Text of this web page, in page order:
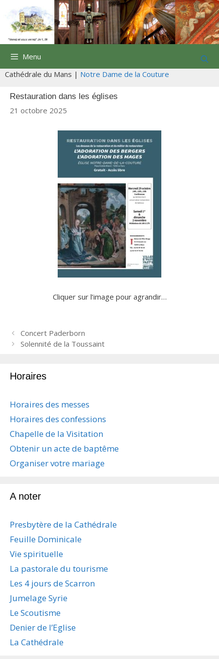
contenu
Menu
Cathédrale du Mans | Notre Dame de la Couture
Restauration dans les églises
21 octobre 2025
Cliquer sur l’image pour agrandir…
N
a
g
i
o
n
e
s
t
l
e
s
Concert Paderborn
Solennité de la Toussaint
Horaires
Horaires des messes
Horaires des confessions
Chapelle de la Visitation
Obtenir un acte de baptême
Organiser votre mariage
A noter
Presbytère de la Cathédrale
Feuille Dominicale
Vie spirituelle
La pastorale du tourisme
Les 4 jours de Scarron
Jumelage Syrie
Le Scoutisme
Denier de l’Eglise
La Cathédrale